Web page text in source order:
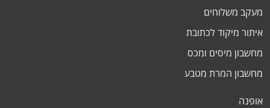
מעקב משלוחים
איתור מיקוד לכתובת
מחשבון מיסים ומכס
מחשבון המרת מטבע
אופנה